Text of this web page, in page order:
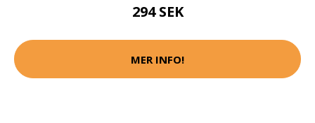
294 SEK
MER INFO!